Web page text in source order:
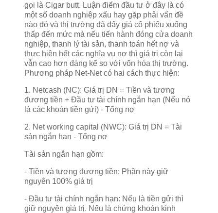
gọi là Cigar butt. Luận điểm đầu tư ở đây là có
một số doanh nghiệp xấu hay gặp phải vấn đề
nào đó và thị trường đã đẩy giá cổ phiếu xuống
thấp đến mức mà nếu tiến hành đóng cửa doanh
nghiệp, thanh lý tài sản, thanh toán hết nợ và
thực hiện hết các nghĩa vụ nợ thì giá trị còn lại
vẫn cao hơn đáng kể so với vốn hóa thị trường.
Phương pháp Net-Net có hai cách thực hiện:
1. Netcash (NC): Giá trị DN = Tiền và tương
đương tiền + Đầu tư tài chính ngắn hạn (Nếu nó
là các khoản tiền gửi) - Tổng nợ
2. Net working capital (NWC): Giá trị DN = Tài
sản ngắn hạn - Tổng nợ
Tài sản ngắn hạn gồm:
- Tiền và tương đương tiền: Phần này giữ
nguyên 100% giá trị
- Đầu tư tài chính ngắn hạn: Nếu là tiền gửi thì
giữ nguyên giá trị. Nếu là chứng khoán kinh